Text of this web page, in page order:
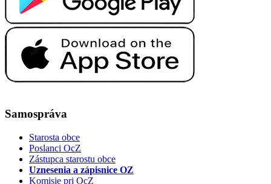
Samospráva
Starosta obce
Poslanci OcZ
Zástupca starostu obce
Uznesenia a zápisnice OZ
Komisie pri OcZ